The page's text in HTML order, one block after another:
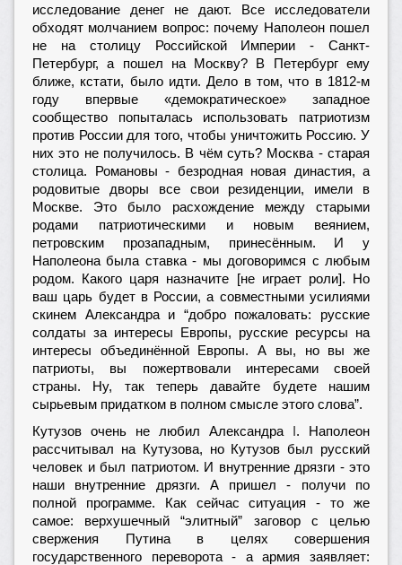
исследование денег не дают. Все исследователи
обходят молчанием вопрос: почему Наполеон пошел
не на столицу Российской Империи - Санкт-
Петербург, а пошел на Москву? В Петербург ему
ближе, кстати, было идти. Дело в том, что в 1812-м
году впервые «демократическое» западное
сообщество попыталась использовать патриотизм
против России для того, чтобы уничтожить Россию. У
них это не получилось. В чём суть? Москва - старая
столица. Романовы - безродная новая династия, а
родовитые дворы все свои резиденции, имели в
Москве. Это было расхождение между старыми
родами патриотическими и новым веянием,
петровским прозападным, принесённым. И у
Наполеона была ставка - мы договоримся с любым
родом. Какого царя назначите [не играет роли]. Но
ваш царь будет в России, а совместными усилиями
скинем Александра и “добро пожаловать: русские
солдаты за интересы Европы, русские ресурсы на
интересы объединённой Европы. А вы, но вы же
патриоты, вы пожертвовали интересами своей
страны. Ну, так теперь давайте будете нашим
сырьевым придатком в полном смысле этого слова”.
Кутузов очень не любил Александра
. Наполеон
рассчитывал на Кутузова, но Кутузов был русский
человек и был патриотом. И внутренние дрязги - это
наши внутренние дрязги. А пришел - получи по
полной программе. Как сейчас ситуация - то же
самое: верхушечный “элитный” заговор с целью
свержения Путина в целях совершения
государственного переворота - а армия заявляет: